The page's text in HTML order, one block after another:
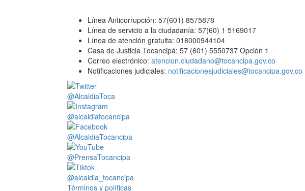
Línea Anticorrupción: 57(601) 8575878
Línea de servicio a la ciudadanía: 57(60) 1 5169017
Línea de atención gratuita: 018000944104
Casa de Justicia Tocancipá: 57 (601) 5550737 Opción 1
Correo electrónico: atencion.ciudadano@tocancipa.gov.co
Notificaciones judiciales: notificacionesjudiciales@tocancipa.gov.co
@AlcaldiaToca
@alcaldiatocancipa
@AlcaldiaTocancipa
@PrensaTocancipa
@alcaldia_tocancipa
Términos y políticas